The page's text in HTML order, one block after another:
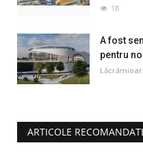
18
A fost
pentru
ARTICOLE